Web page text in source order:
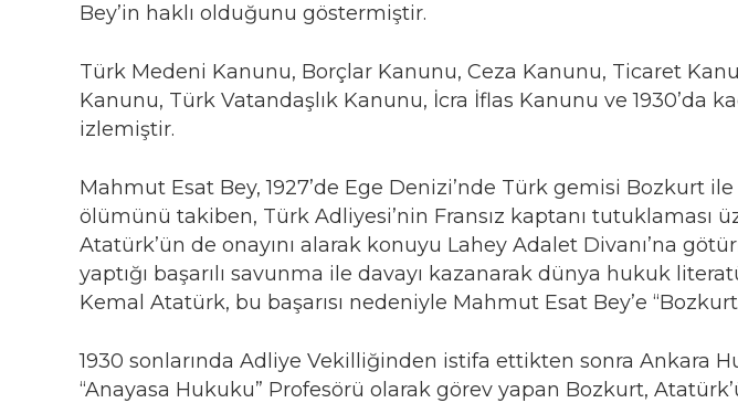
Bey’in haklı olduğunu göstermiştir.
Türk Medeni Kanunu, Borçlar Kanunu, Ceza Kanunu, Ticaret
Kanunu, Türk Vatandaşlık Kanunu, İcra İflas Kanunu ve 1930’da
izlemiştir.
Mahmut Esat Bey, 1927’de Ege Denizi’nde Türk gemisi Bozkurt
ölümünü takiben, Türk Adliyesi’nin Fransız kaptanı tutuklaması
Atatürk’ün de onayını alarak konuyu Lahey Adalet Divanı’na
yaptığı başarılı savunma ile davayı kazanarak dünya hukuk
Kemal Atatürk, bu başarısı nedeniyle Mahmut Esat Bey’e
1930 sonlarında Adliye Vekilliğinden istifa ettikten sonra Ankara
“Anayasa Hukuku” Profesörü olarak görev yapan Bozkurt,